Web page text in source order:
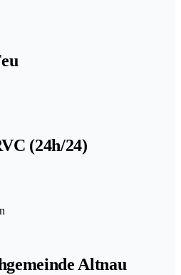
(24h/24)
Altnau